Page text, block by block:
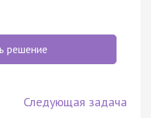
решение
Следующая задача